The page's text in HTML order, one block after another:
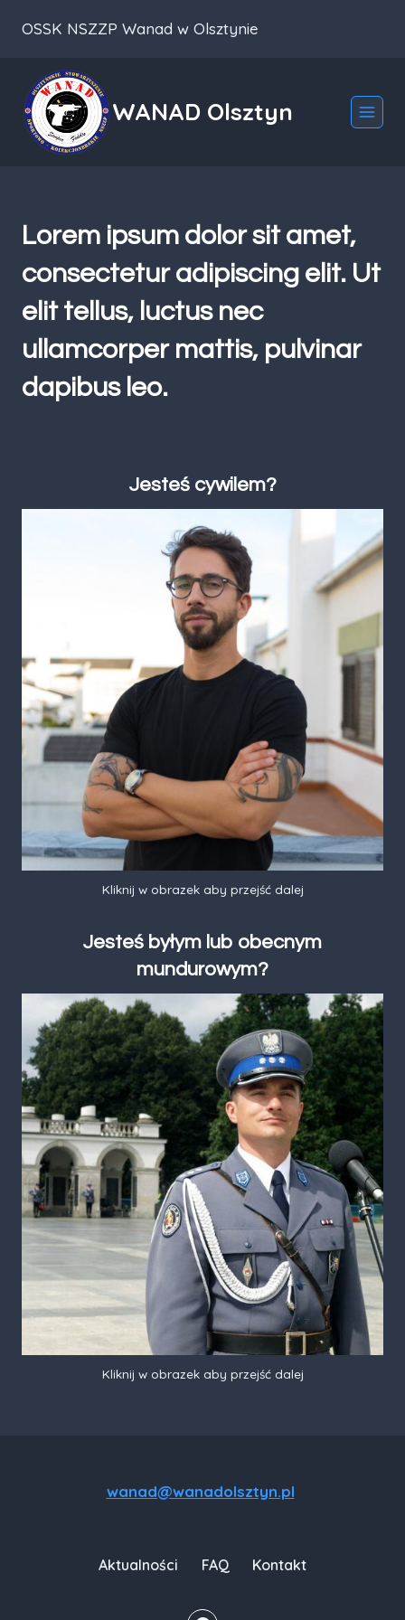
OSSK NSZZP Wanad w Olsztynie
WANAD Olsztyn
Lorem ipsum dolor sit amet,
consectetur adipiscing elit. Ut
elit tellus, luctus nec
ullamcorper mattis, pulvinar
dapibus leo.
Jesteś cywilem?
Kliknij w obrazek aby przejść dalej
Jesteś byłym lub obecnym
mundurowym?
Kliknij w obrazek aby przejść dalej
wanad@wanadolsztyn.pl
Aktualności FAQ Kontakt